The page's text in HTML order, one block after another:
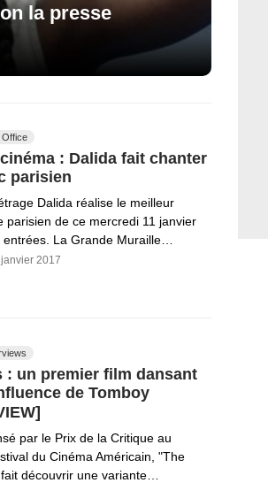
la presse
Office
: Dalida fait chanter
parisien
Dalida réalise le meilleur
parisien de ce mercredi 11 janvier
entrées. La Grande Muraille…
2017
: un premier film dansant
de Tomboy
par le Prix de la Critique au
du Cinéma Américain, "The
découvrir une variante…